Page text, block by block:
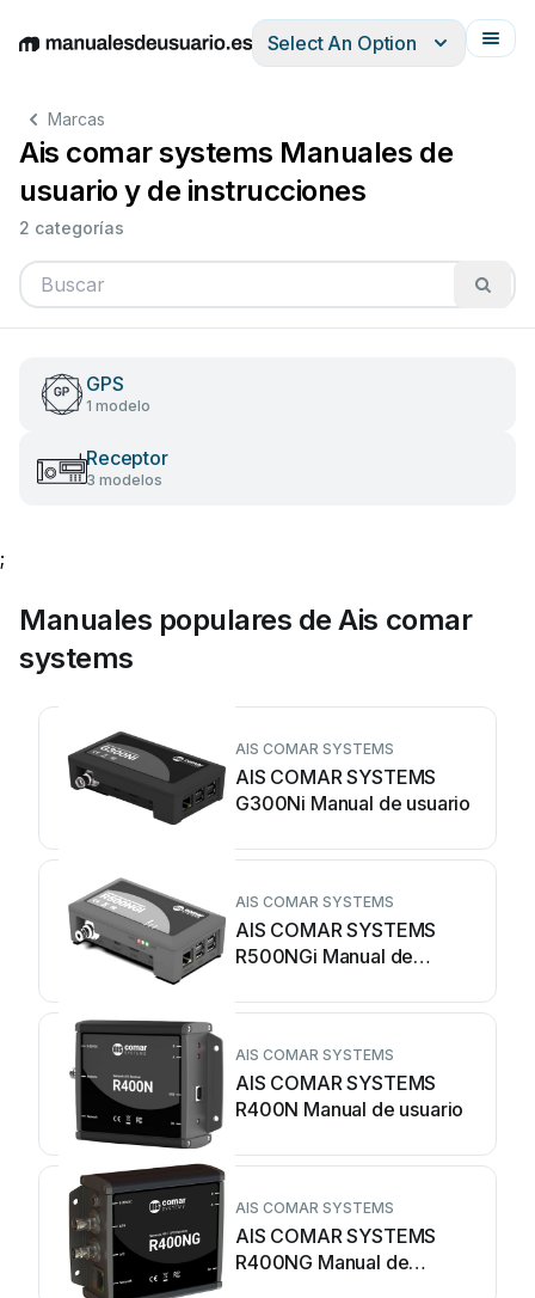
EnglishDeutschEspañolItalianoFrançais
Select An Option
Marcas
Ais comar systems Manuales de
usuario y de instrucciones
2 categorías
GPS
1 modelo
Receptor
3 modelos
;
Manuales populares de Ais comar
systems
AIS COMAR SYSTEMS
AIS COMAR SYSTEMS
G300Ni Manual de usuario
AIS COMAR SYSTEMS
AIS COMAR SYSTEMS
R500NGi Manual de
AIS COMAR SYSTEMS
AIS COMAR SYSTEMS
R400N Manual de usuario
AIS COMAR SYSTEMS
AIS COMAR SYSTEMS
R400NG Manual de